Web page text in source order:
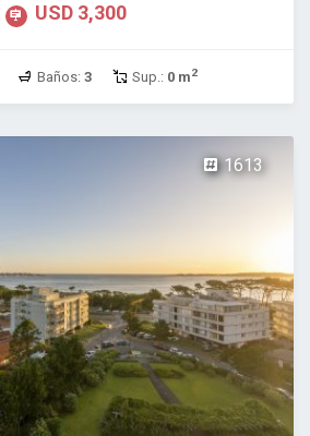
USD 3,300
Baños: 3 Sup.: 0 m2
1613